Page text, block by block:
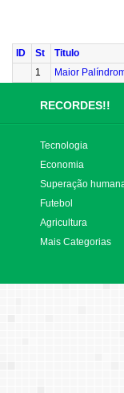
ID St
Titulo
1
Maior
RECORDES!!
Tecnologia
Economia
Superação
Futebol
Agricultura
Mais Categorias